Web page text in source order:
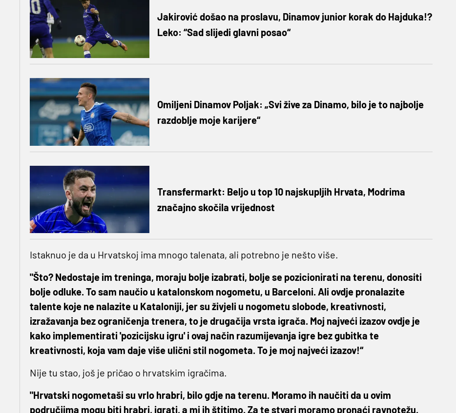
Jakirović došao na proslavu, Dinamov junior korak do Hajduka!?
Leko: “Sad slijedi glavni posao“
Omiljeni Dinamov Poljak: „Svi žive za Dinamo, bilo je to najbolje
razdoblje moje karijere“
Transfermarkt: Beljo u top 10 najskupljih Hrvata, Modrima
značajno skočila vrijednost
Istaknuo je da u Hrvatskoj ima mnogo talenata, ali potrebno je nešto više.
"Što? Nedostaje im treninga, moraju bolje izabrati, bolje se pozicionirati na terenu, donositi
bolje odluke. To sam naučio u katalonskom nogometu, u Barceloni. Ali ovdje pronalazite
talente koje ne nalazite u Kataloniji, jer su živjeli u nogometu slobode, kreativnosti,
izražavanja bez ograničenja trenera, to je drugačija vrsta igrača. Moj najveći izazov ovdje je
kako implementirati 'pozicijsku igru' i ovaj način razumijevanja igre bez gubitka te
kreativnosti, koja vam daje više ulični stil nogometa. To je moj najveći izazov!“
Nije tu stao, još je pričao o hrvatskim igračima.
"Hrvatski nogometaši su vrlo hrabri, bilo gdje na terenu. Moramo ih naučiti da u ovim
područjima mogu biti hrabri, igrati, a mi ih štitimo. Za te stvari moramo pronaći ravnotežu.